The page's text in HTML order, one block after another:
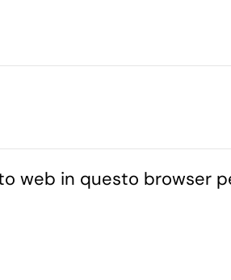
web in questo browser